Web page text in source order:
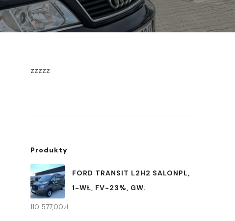
zzzzz
Produkty
FORD TRANSIT L2H2 SALONPL,
1-WŁ, FV-23%, GW.
110 577,00zł